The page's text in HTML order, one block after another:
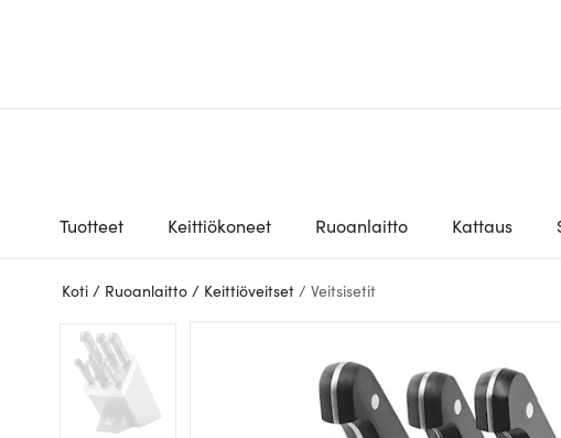
Tuotteet Keittiökoneet Ruoanlaitto Kattaus
Koti / Ruoanlaitto / Keittiöveitset / Veitsisetit